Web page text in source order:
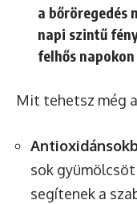
a bőröregedés
napi szintű
felhős napokon
Mit tehetsz még
sok
segítenek a